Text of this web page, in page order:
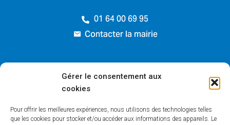
Gérer le consentement aux
cookies
Pour offrir les meilleures expériences, nous utilisons des technologies telles
que les cookies pour stocker et/ou accéder aux informations des appareils. Le
01 64 00 69 95
Contacter la mairie
Horaires d’ouverture
Mardi, jeudi & vendredi :de 10h à 12h